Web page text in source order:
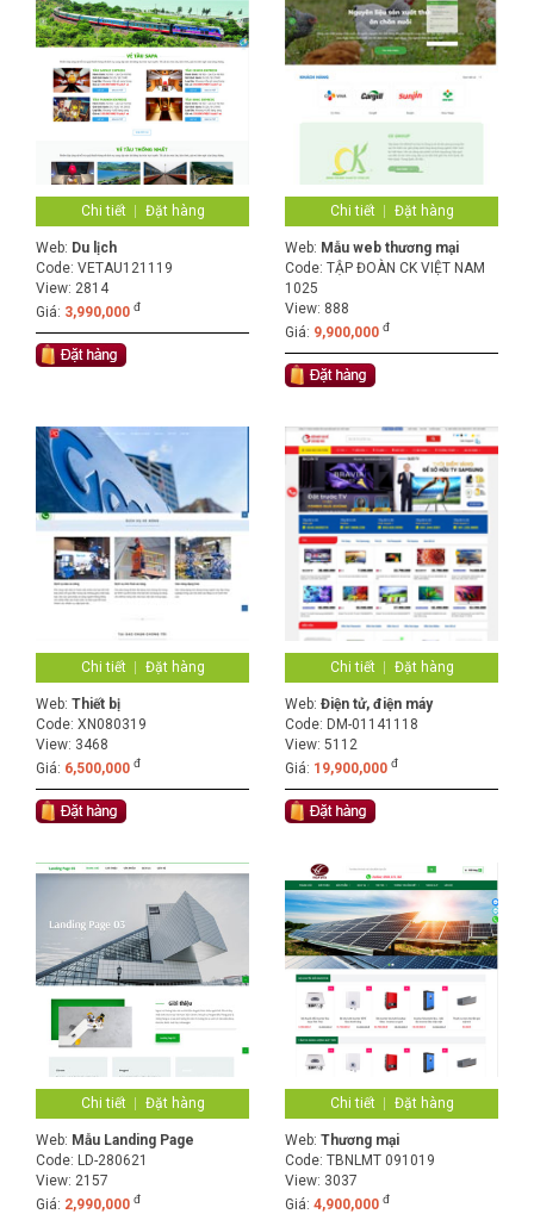
Chi tiết Đặt hàng
Web: Du lịch
Code: VETAU121119
View: 2814
Giá: 3,990,000 đ
Chi tiết Đặt hàng
Web: Mẫu web thương mại
Code: TẬP ĐOÀN CK VIỆT NAM
1025
View: 888
Giá: 9,900,000 đ
Chi tiết Đặt hàng
Web: Thiết bị
Code: XN080319
View: 3468
Giá: 6,500,000 đ
Chi tiết Đặt hàng
Web: Điện tử, điện máy
Code: DM-01141118
View: 5112
Giá: 19,900,000 đ
Chi tiết Đặt hàng
Web: Mẫu Landing Page
Code: LD-280621
View: 2157
Giá: 2,990,000 đ
Chi tiết Đặt hàng
Web: Thương mại
Code: TBNLMT 091019
View: 3037
Giá: 4,900,000 đ